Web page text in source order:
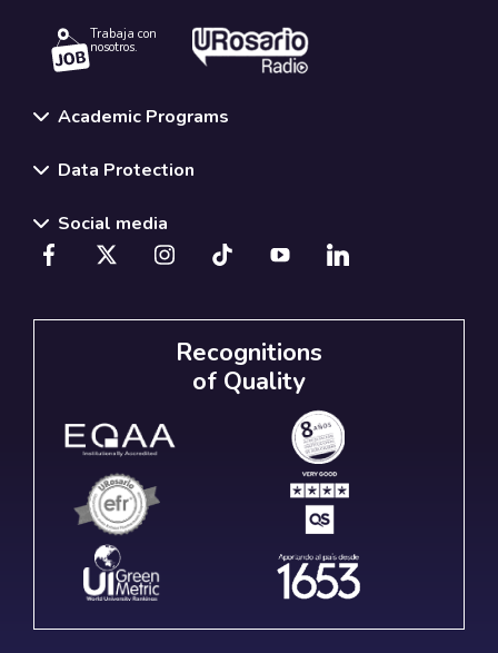
Trabaja con
nosotros.
Academic Programs
Data Protection
Social media
Recognitions
of Quality